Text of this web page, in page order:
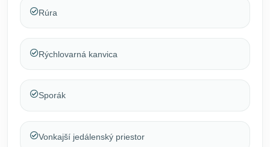
Rúra
Rýchlovarná kanvica
Sporák
Vonkajší jedálenský priestor